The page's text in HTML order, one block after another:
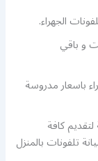
الجهراء.
و باقي
باسعار مدروسة
كافة
تلفونات بالمنزل